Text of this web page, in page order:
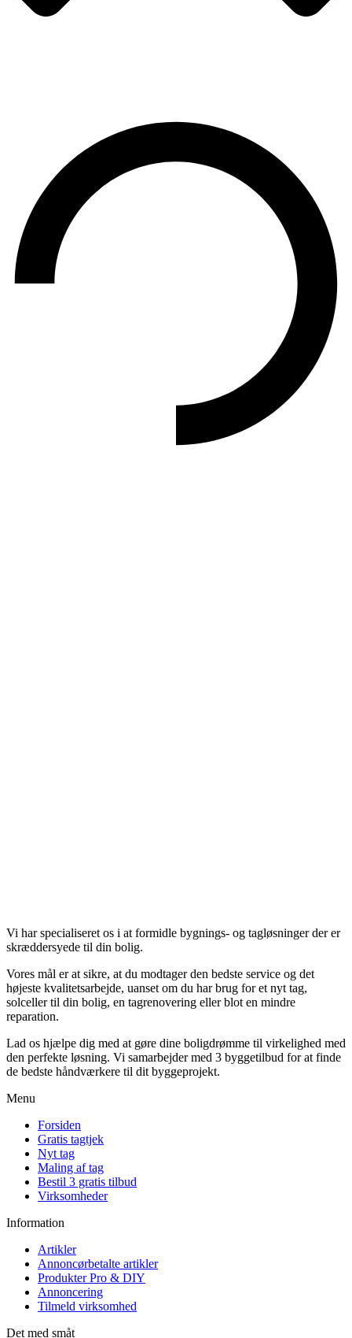
Vi har specialiseret os i at formidle bygnings- og tagløsninger der er
skræddersyede til din bolig.
Vores mål er at sikre, at du modtager den bedste service og det
højeste kvalitetsarbejde, uanset om du har brug for et nyt tag,
solceller til din bolig, en tagrenovering eller blot en mindre
reparation.
Lad os hjælpe dig med at gøre dine boligdrømme til virkelighed med
den perfekte løsning. Vi samarbejder med 3 byggetilbud for at finde
de bedste håndværkere til dit byggeprojekt.
Menu
Forsiden
Gratis tagtjek
Nyt tag
Maling af tag
Bestil 3 gratis tilbud
Virksomheder
Information
Artikler
Annoncørbetalte artikler
Produkter Pro & DIY
Annoncering
Tilmeld virksomhed
Det med småt